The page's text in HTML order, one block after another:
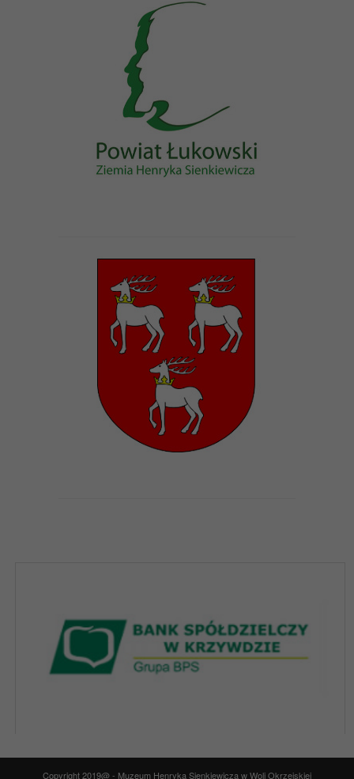
Copyright 2019@ - Muzeum Henryka Sienkiewicza w Woli Okrzejskiej